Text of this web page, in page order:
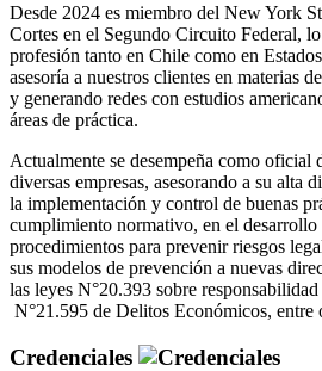
Desde 2024 es miembro del New York
Cortes en el Segundo Circuito Federal,
profesión tanto en Chile como en
asesoría a nuestros clientes en materias
y generando redes con estudios
áreas de práctica.
Actualmente se desempeña como oficial
diversas empresas, asesorando a su alta
la implementación y control de buenas
cumplimiento normativo, en el
procedimientos para prevenir riesgos
sus modelos de prevención a nuevas
las leyes N°20.393 sobre
N°21.595 de Delitos Económicos, entre
Credenciales